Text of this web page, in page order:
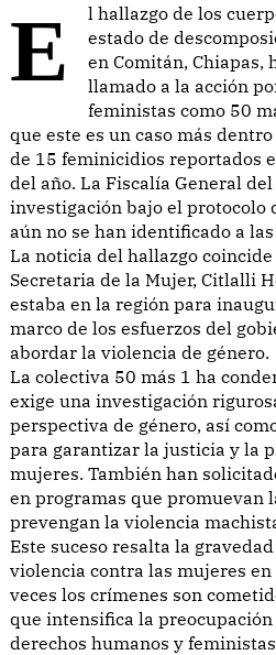
El hallazgo de los cuerpos de dos mujeres en
estado de
en Comitán, Chiapas,
llamado a la acción
feministas como 50
que este es un caso más
de 15 feminicidios reportados
del año. La Fiscalía General
investigación bajo el protocolo
aún no se han identificado a
La noticia del hallazgo
Secretaria de la Mujer, Citlalli
estaba en la región para
marco de los esfuerzos del
abordar la violencia de género.
La colectiva 50 más 1 ha
exige una investigación
perspectiva de género, así
para garantizar la justicia y la
mujeres. También han
en programas que promuevan
prevengan la violencia
Este suceso resalta la
violencia contra las mujeres
veces los crímenes son
que intensifica la
derechos humanos y